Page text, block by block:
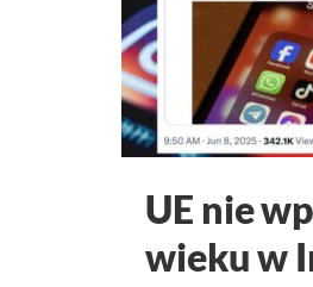
UE nie
wieku w